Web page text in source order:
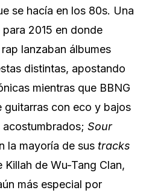
se hacía en los 80s. Una
2015 en donde
lanzaban álbumes
distintas, apostando
mientras que BBNG
guitarras con eco y bajos
Sour
la mayoría de sus tracks
de Wu-Tang Clan,
más especial por